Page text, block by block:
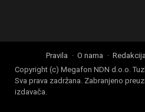
Pravila O nama Redakcija
Copyright (c) Megafon NDN d.o.o.
Sva prava zadržana. Zabranjeno
izdavača.